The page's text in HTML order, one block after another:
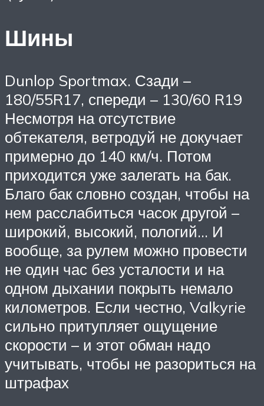
Шины
Dunlop Sportmax. Сзади –
180/55R17, спереди – 130/60 R19
Несмотря на отсутствие
обтекателя, ветродуй не докучает
примерно до 140 км/ч. Потом
приходится уже залегать на бак.
Благо бак словно создан, чтобы на
нем расслабиться часок другой –
широкий, высокий, пологий… И
вообще, за рулем можно провести
не один час без усталости и на
одном дыхании покрыть немало
километров. Если честно, Valkyrie
сильно притупляет ощущение
скорости – и этот обман надо
учитывать, чтобы не разориться на
штрафах